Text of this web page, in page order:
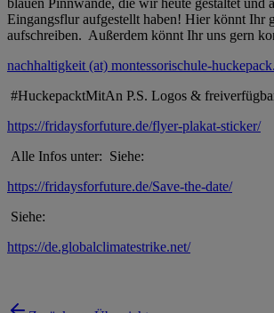
blauen Pinnwände, die wir heute gestaltet und
Eingangsflur aufgestellt haben! Hier könnt Ihr
aufschreiben. Außerdem könnt Ihr uns gern
nachhaltigkeit (at) montessorischule-
#HuckepacktMitAn P.S. Logos &
https://fridaysforfuture.de/flyer-plakat-sticker/
Alle Infos unter: Siehe:
https://fridaysforfuture.de/Save-the-date/
Siehe:
https://de.globalclimatestrike.net/